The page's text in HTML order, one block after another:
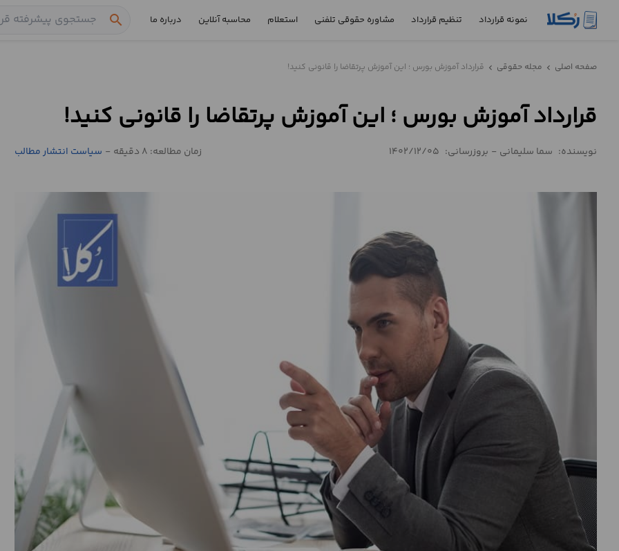
نمونه قرارداد تنظیم قرارداد مشاوره حقوقی تلفنی استعلام محاسبه آنلاین درباره ما search
قرارداد
تنظیم
قرارداد
صفحه اصلی chevron_left مجله حقوقی chevron_left قرارداد آموزش بورس ؛ این آموزش پرتقاضا را قانونی کنید!
قرارداد آموزش بورس ؛ این آموزش پرتقاضا را قانونی کنید!
نویسنده: سما سلیمانی - بروزرسانی: 1402/12/05 زمان مطالعه: 8 دقیقه - سیاست انتشار مطالب